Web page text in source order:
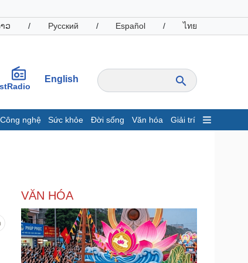
ວ / Русский / Español / ไทย
Radio
English
Công nghệ Sức khỏe Đời sống Văn hóa Giải trí
Giá cà phê
nghiệp
tin doanh nghiệp
Công nghệ
Sành điệu
VĂN HÓA